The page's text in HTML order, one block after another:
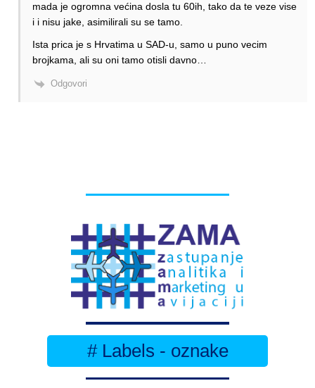
mada je ogromna većina dosla tu 60ih, tako da te veze vise
i i nisu jake, asimilirali su se tamo.
Ista prica je s Hrvatima u SAD-u, samo u puno vecim
brojkama, ali su oni tamo otisli davno…
Odgovori
# Labels - oznake